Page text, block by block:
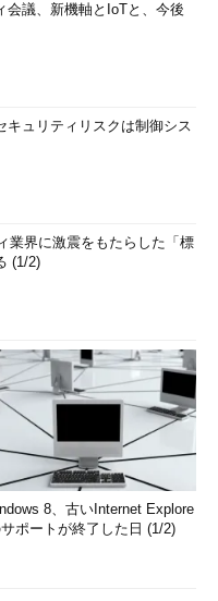
会議、新機軸とIoTと、今後
キュリティリスクは制御シス
業界に激震をもたらした「標
(1/2)
8、古いInternet Explore
ポートが終了した日 (1/2)